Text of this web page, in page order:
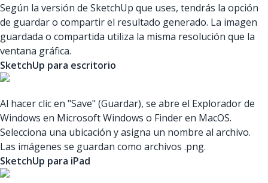
Según la versión de SketchUp que uses, tendrás la opción
de guardar o compartir el resultado generado. La imagen
guardada o compartida utiliza la misma resolución que la
ventana gráfica.
SketchUp para escritorio
Al hacer clic en "Save" (Guardar), se abre el Explorador de
Windows en Microsoft Windows o Finder en MacOS.
Selecciona una ubicación y asigna un nombre al archivo.
Las imágenes se guardan como archivos .png.
SketchUp para iPad